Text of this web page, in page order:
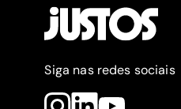
Siga nas redes sociais